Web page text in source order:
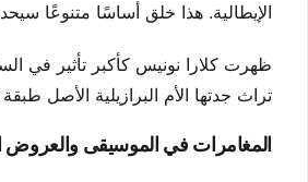
الإيطالية. هذا خلق أساسًا متنوعًا
ظهرت كلارا نونيس كأكبر تأثير في
تراث جدتها الأم البرازيلية الأصل
المغامرات في الموسيقى والعروض